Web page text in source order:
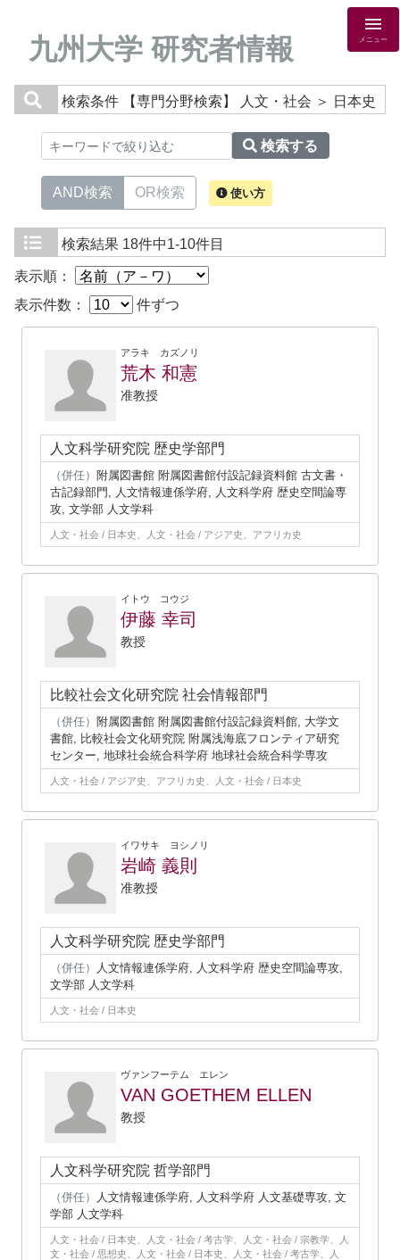
九州大学 研究者情報 メニュー
検索条件 【専門分野検索】 人文・社会 ＞ 日本史
検索する
AND検索 OR検索 使い方
検索結果 18件中1-10件目
表示順：
表示件数：
件ずつ
アラキ カズノリ
荒木 和憲
准教授
人文科学研究院 歴史学部門
（併任） 附属図書館 附属図書館付設記録資料館 古文書・
古記録部門, 人文情報連係学府, 人文科学府 歴史空間論専
攻, 文学部 人文学科
人文・社会 / 日本史、人文・社会 / アジア史、アフリカ史
イトウ コウジ
伊藤 幸司
教授
比較社会文化研究院 社会情報部門
（併任） 附属図書館 附属図書館付設記録資料館, 大学文
書館, 比較社会文化研究院 附属浅海底フロンティア研究
センター, 地球社会統合科学府 地球社会統合科学専攻
人文・社会 / アジア史、アフリカ史、人文・社会 / 日本史
イワサキ ヨシノリ
岩崎 義則
准教授
人文科学研究院 歴史学部門
（併任）
人文情報連係学府, 人文科学府 歴史空間論専攻,
文学部 人文学科
人文・社会 / 日本史
ヴァンフーテム エレン
VAN GOETHEM ELLEN
教授
人文科学研究院 哲学部門
（併任）
人文情報連係学府, 人文科学府 人文基礎専攻, 文
学部 人文学科
人文・社会 / 日本史、人文・社会 / 考古学、人文・社会 / 宗教学、人
文・社会 / 思想史、人文・社会 / 日本史、人文・社会 / 考古学、人